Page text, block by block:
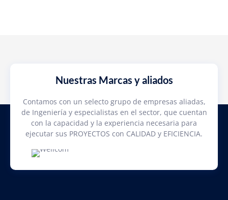
Nuestras Marcas y aliados
Contamos con un selecto grupo de empresas aliadas,
de Ingeniería y especialistas en el sector, que cuentan
con la capacidad y la experiencia necesaria para
ejecutar sus PROYECTOS con CALIDAD y EFICIENCIA.